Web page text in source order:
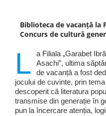
Biblioteca de vacanță la
Concurs de cultură
L
a Filiala „Garabet
Asachi”, ultima
de vacanță a fost
jocului de cuvinte, prin
descoperit că literatura
transmise din generație în
pun la încercare atenția,